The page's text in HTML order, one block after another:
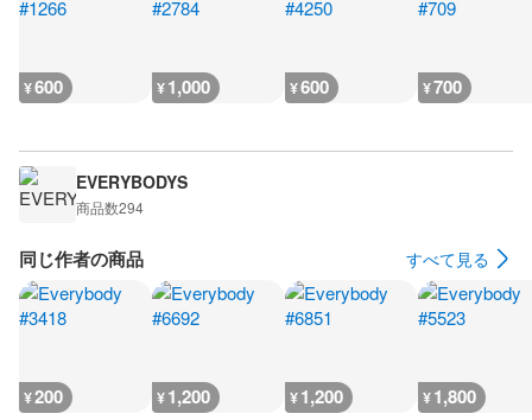
¥600 ¥1,000 ¥600 ¥700
EVERYBODYS
商品数294
同じ作者の商品 すべて見る
¥200 ¥1,200 ¥1,200 ¥1,800